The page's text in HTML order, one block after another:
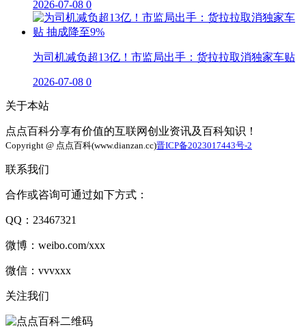
2026-07-08 0
为司机减负超13亿！市监局出手：货拉拉取消独家车贴
2026-07-08 0
关于本站
点点百科分享有价值的互联网创业资讯及百科知识！
Copyright @ 点点百科(www.dianzan.cc)晋ICP备2023017443号-2
联系我们
合作或咨询可通过如下方式：
QQ：23467321
微博：weibo.com/xxx
微信：vvvxxx
关注我们